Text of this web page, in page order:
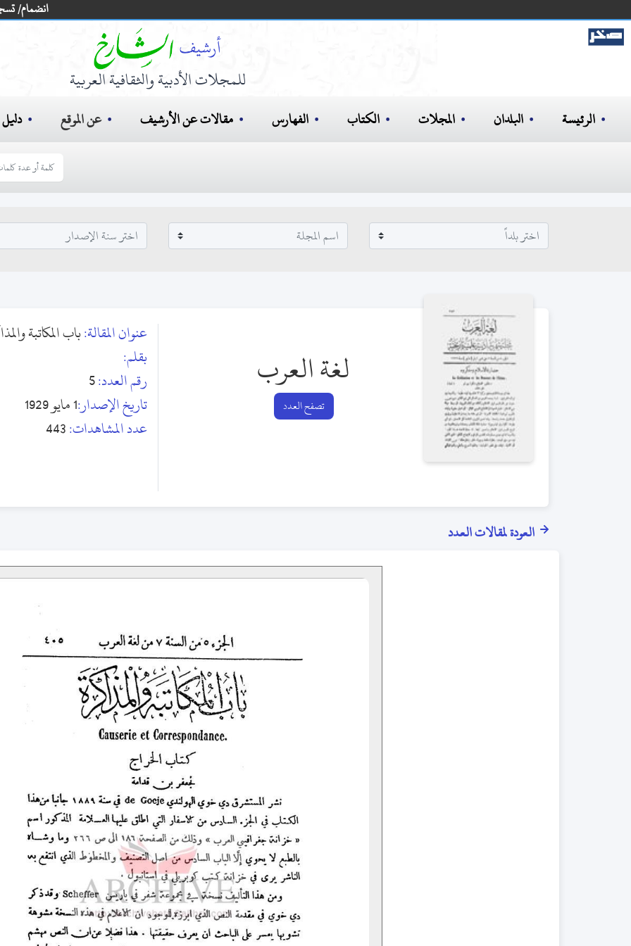
انضمام/
للمجلات الأدبية والثقافية العربية
الرئيسة البلدان المجلات الكتاب الفهارس مقالات عن الأرشيف عن الموقع دليل
لغة العرب
تصفح العدد
عنوان المقالة:باب المكاتبة
بقلم:
رقم العدد:5
تاريخ الإصدار:1 مايو 1929
عدد المشاهدات:443
العودة لمقالات العدد